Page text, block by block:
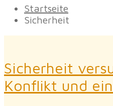
Startseite
Sicherheit
Sicherheit
Konflikt und